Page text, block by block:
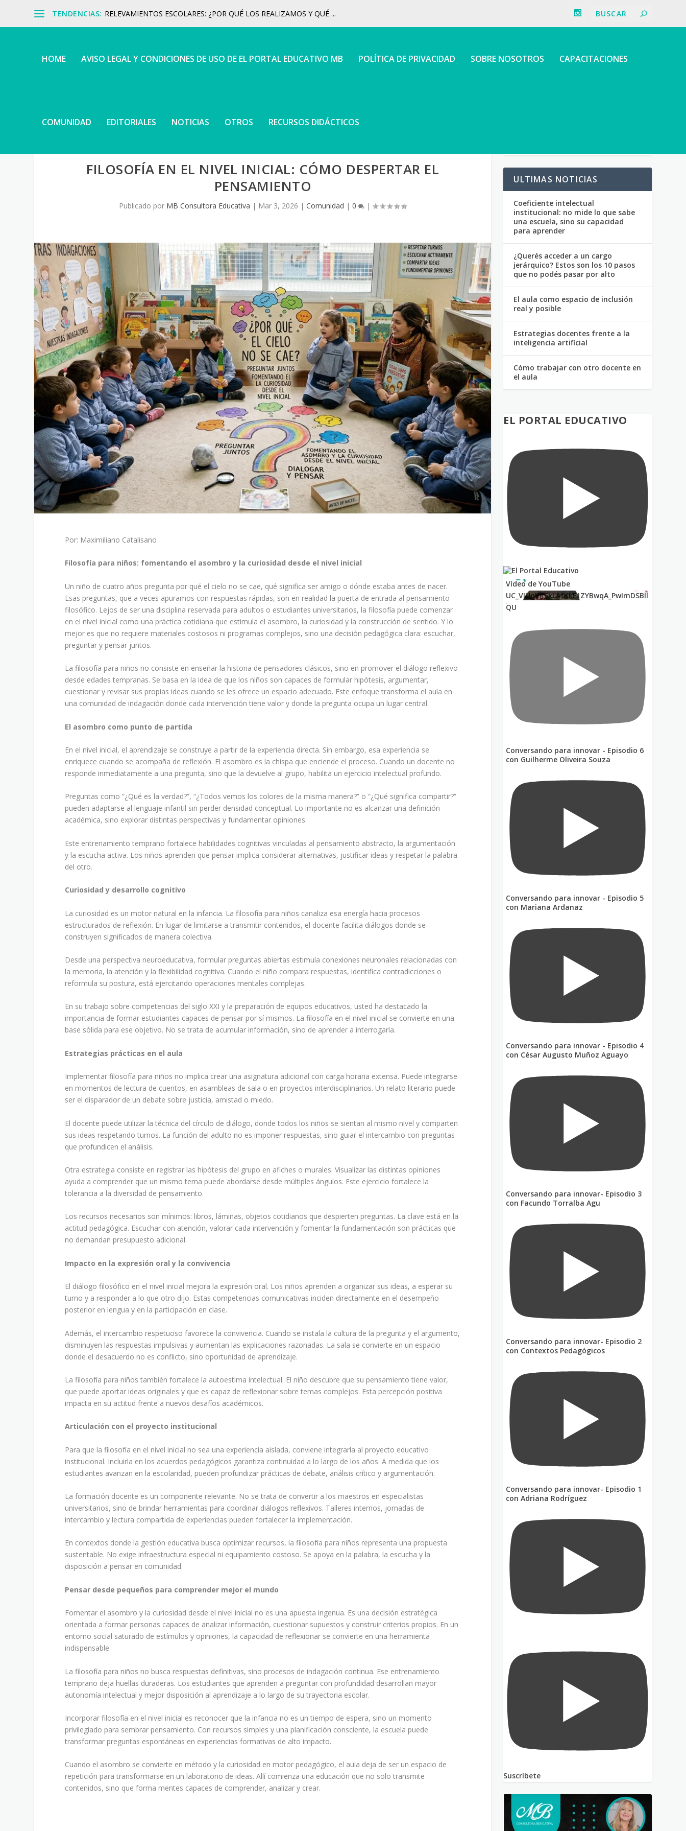
TENDENCIAS: RELEVAMIENTOS ESCOLARES: ¿POR QUÉ LOS REALIZAMOS Y QUÉ ...
HOME AVISO LEGAL Y CONDICIONES DE USO DE EL PORTAL EDUCATIVO MB POLÍTICA DE PRIVACIDAD SOBRE NOSOTROS CAPACITACIONES
COMUNIDAD EDITORIALES NOTICIAS OTROS RECURSOS DIDÁCTICOS
FILOSOFÍA EN EL NIVEL INICIAL: CÓMO DESPERTAR EL
PENSAMIENTO
Publicado por MB Consultora Educativa | Mar 3, 2026 |Comunidad |0 |
Por: Maximiliano Catalisano
Filosofía para niños: fomentando el asombro y la curiosidad desde el nivel inicial
Un niño de cuatro años pregunta por qué el cielo no se cae, qué significa ser amigo o dónde estaba antes de nacer.
Esas preguntas, que a veces apuramos con respuestas rápidas, son en realidad la puerta de entrada al pensamiento
filosófico. Lejos de ser una disciplina reservada para adultos o estudiantes universitarios, la filosofía puede comenzar
en el nivel inicial como una práctica cotidiana que estimula el asombro, la curiosidad y la construcción de sentido. Y lo
mejor es que no requiere materiales costosos ni programas complejos, sino una decisión pedagógica clara: escuchar,
preguntar y pensar juntos.
La filosofía para niños no consiste en enseñar la historia de pensadores clásicos, sino en promover el diálogo reflexivo
desde edades tempranas. Se basa en la idea de que los niños son capaces de formular hipótesis, argumentar,
cuestionar y revisar sus propias ideas cuando se les ofrece un espacio adecuado. Este enfoque transforma el aula en
una comunidad de indagación donde cada intervención tiene valor y donde la pregunta ocupa un lugar central.
El asombro como punto de partida
En el nivel inicial, el aprendizaje se construye a partir de la experiencia directa. Sin embargo, esa experiencia se
enriquece cuando se acompaña de reflexión. El asombro es la chispa que enciende el proceso. Cuando un docente no
responde inmediatamente a una pregunta, sino que la devuelve al grupo, habilita un ejercicio intelectual profundo.
Preguntas como “¿Qué es la verdad?”, “¿Todos vemos los colores de la misma manera?” o “¿Qué significa compartir?”
pueden adaptarse al lenguaje infantil sin perder densidad conceptual. Lo importante no es alcanzar una definición
académica, sino explorar distintas perspectivas y fundamentar opiniones.
Este entrenamiento temprano fortalece habilidades cognitivas vinculadas al pensamiento abstracto, la argumentación
y la escucha activa. Los niños aprenden que pensar implica considerar alternativas, justificar ideas y respetar la palabra
del otro.
Curiosidad y desarrollo cognitivo
La curiosidad es un motor natural en la infancia. La filosofía para niños canaliza esa energía hacia procesos
estructurados de reflexión. En lugar de limitarse a transmitir contenidos, el docente facilita diálogos donde se
construyen significados de manera colectiva.
Desde una perspectiva neuroeducativa, formular preguntas abiertas estimula conexiones neuronales relacionadas con
la memoria, la atención y la flexibilidad cognitiva. Cuando el niño compara respuestas, identifica contradicciones o
reformula su postura, está ejercitando operaciones mentales complejas.
En su trabajo sobre competencias del siglo XXI y la preparación de equipos educativos, usted ha destacado la
importancia de formar estudiantes capaces de pensar por sí mismos. La filosofía en el nivel inicial se convierte en una
base sólida para ese objetivo. No se trata de acumular información, sino de aprender a interrogarla.
Estrategias prácticas en el aula
Implementar filosofía para niños no implica crear una asignatura adicional con carga horaria extensa. Puede integrarse
en momentos de lectura de cuentos, en asambleas de sala o en proyectos interdisciplinarios. Un relato literario puede
ser el disparador de un debate sobre justicia, amistad o miedo.
El docente puede utilizar la técnica del círculo de diálogo, donde todos los niños se sientan al mismo nivel y comparten
sus ideas respetando turnos. La función del adulto no es imponer respuestas, sino guiar el intercambio con preguntas
que profundicen el análisis.
Otra estrategia consiste en registrar las hipótesis del grupo en afiches o murales. Visualizar las distintas opiniones
ayuda a comprender que un mismo tema puede abordarse desde múltiples ángulos. Este ejercicio fortalece la
tolerancia a la diversidad de pensamiento.
Los recursos necesarios son mínimos: libros, láminas, objetos cotidianos que despierten preguntas. La clave está en la
actitud pedagógica. Escuchar con atención, valorar cada intervención y fomentar la fundamentación son prácticas que
no demandan presupuesto adicional.
Impacto en la expresión oral y la convivencia
El diálogo filosófico en el nivel inicial mejora la expresión oral. Los niños aprenden a organizar sus ideas, a esperar su
turno y a responder a lo que otro dijo. Estas competencias comunicativas inciden directamente en el desempeño
posterior en lengua y en la participación en clase.
Además, el intercambio respetuoso favorece la convivencia. Cuando se instala la cultura de la pregunta y el argumento,
disminuyen las respuestas impulsivas y aumentan las explicaciones razonadas. La sala se convierte en un espacio
donde el desacuerdo no es conflicto, sino oportunidad de aprendizaje.
La filosofía para niños también fortalece la autoestima intelectual. El niño descubre que su pensamiento tiene valor,
que puede aportar ideas originales y que es capaz de reflexionar sobre temas complejos. Esta percepción positiva
impacta en su actitud frente a nuevos desafíos académicos.
Articulación con el proyecto institucional
Para que la filosofía en el nivel inicial no sea una experiencia aislada, conviene integrarla al proyecto educativo
institucional. Incluirla en los acuerdos pedagógicos garantiza continuidad a lo largo de los años. A medida que los
estudiantes avanzan en la escolaridad, pueden profundizar prácticas de debate, análisis crítico y argumentación.
La formación docente es un componente relevante. No se trata de convertir a los maestros en especialistas
universitarios, sino de brindar herramientas para coordinar diálogos reflexivos. Talleres internos, jornadas de
intercambio y lectura compartida de experiencias pueden fortalecer la implementación.
En contextos donde la gestión educativa busca optimizar recursos, la filosofía para niños representa una propuesta
sustentable. No exige infraestructura especial ni equipamiento costoso. Se apoya en la palabra, la escucha y la
disposición a pensar en comunidad.
Pensar desde pequeños para comprender mejor el mundo
Fomentar el asombro y la curiosidad desde el nivel inicial no es una apuesta ingenua. Es una decisión estratégica
orientada a formar personas capaces de analizar información, cuestionar supuestos y construir criterios propios. En un
entorno social saturado de estímulos y opiniones, la capacidad de reflexionar se convierte en una herramienta
indispensable.
La filosofía para niños no busca respuestas definitivas, sino procesos de indagación continua. Ese entrenamiento
temprano deja huellas duraderas. Los estudiantes que aprenden a preguntar con profundidad desarrollan mayor
autonomía intelectual y mejor disposición al aprendizaje a lo largo de su trayectoria escolar.
Incorporar filosofía en el nivel inicial es reconocer que la infancia no es un tiempo de espera, sino un momento
privilegiado para sembrar pensamiento. Con recursos simples y una planificación consciente, la escuela puede
transformar preguntas espontáneas en experiencias formativas de alto impacto.
Cuando el asombro se convierte en método y la curiosidad en motor pedagógico, el aula deja de ser un espacio de
repetición para transformarse en un laboratorio de ideas. Allí comienza una educación que no solo transmite
contenidos, sino que forma mentes capaces de comprender, analizar y crear.
ULTIMAS NOTICIAS
Coeficiente intelectual
institucional: no mide lo que sabe
una escuela, sino su capacidad
para aprender
¿Querés acceder a un cargo
jerárquico? Estos son los 10 pasos
que no podés pasar por alto
El aula como espacio de inclusión
real y posible
Estrategias docentes frente a la
inteligencia artificial
Cómo trabajar con otro docente en
el aula
EL PORTAL EDUCATIVO
Vídeo de YouTube
UC_VIUnVRSkLAfKkF1ZYBwqA_PwImDSBll
QU
Conversando para innovar - Episodio 6
con Guilherme Oliveira Souza
Conversando para innovar - Episodio 5
con Mariana Ardanaz
Conversando para innovar - Episodio 4
con César Augusto Muñoz Aguayo
Conversando para innovar- Episodio 3
con Facundo Torralba Agu
Conversando para innovar- Episodio 2
con Contextos Pedagógicos
Conversando para innovar- Episodio 1
con Adriana Rodríguez
Suscríbete